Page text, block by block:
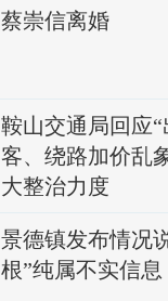
蔡崇信离婚
鞍山交通局回应
客、绕路加价乱
大整治力度
景德镇发布情况
根”纯属不实信息